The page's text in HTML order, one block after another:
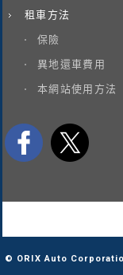
租車方法
保險
異地還車費用
本網站使用方法
© ORIX Auto